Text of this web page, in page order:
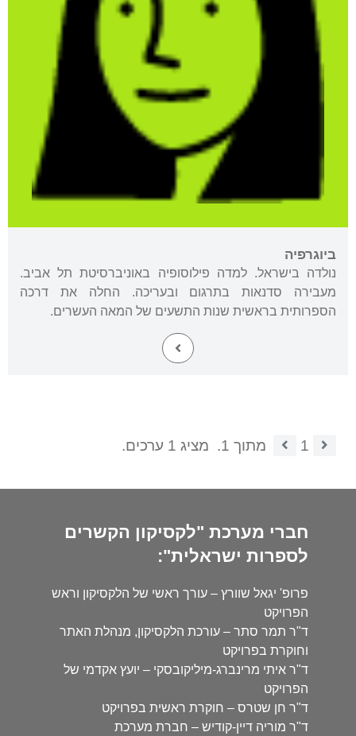
ביוגרפיה
נולדה בישראל. למדה פילוסופיה באוניברסיטת תל אביב.
מעבירה סדנאות בתרגום ובעריכה. החלה את דרכה
הספרותית בראשית שנות התשעים של המאה העשרים.
1 מתוך 1. מציג 1 ערכים.
חברי מערכת "לקסיקון הקשרים
לספרות ישראלית":
פרופ' יגאל שוורץ – עורך ראשי של הלקסיקון וראש
הפרויקט
ד"ר תמר סתר – עורכת הלקסיקון, מנהלת האתר
וחוקרת בפרויקט
ד"ר איתי מרינברג-מיליקובסקי – יועץ אקדמי של
הפרויקט
ד"ר חן שטרס – חוקרת ראשית בפרויקט
ד"ר מוריה דיין-קודיש – חברת מערכת